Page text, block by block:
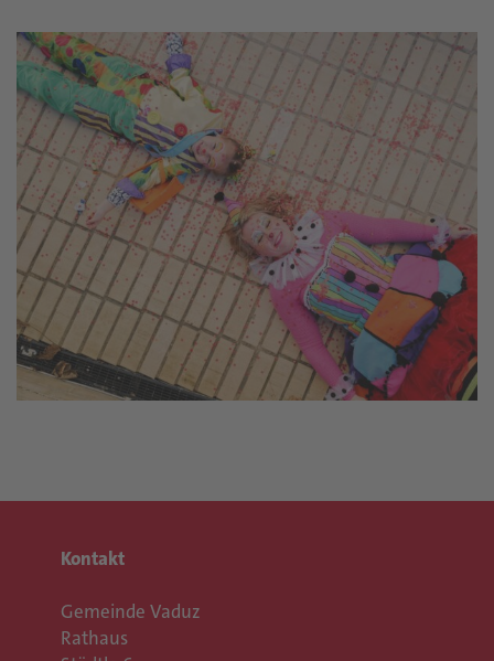
Kontakt
Gemeinde Vaduz
Rathaus